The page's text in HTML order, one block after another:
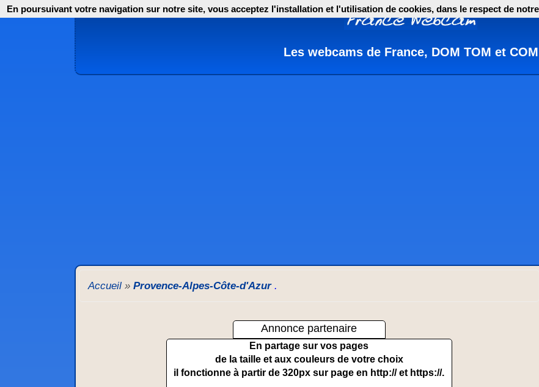
Les webcams de France, DOM TOM et COM
Accueil » Provence-Alpes-Côte-d'Azur .
Annonce partenaire
En partage sur vos pages
de la taille et aux couleurs de votre choix
il fonctionne à partir de 320px sur page en http:// et https://.
En poursuivant votre navigation sur notre site, vous acceptez l'installation et l'utilisation de cookies, dans le respect de